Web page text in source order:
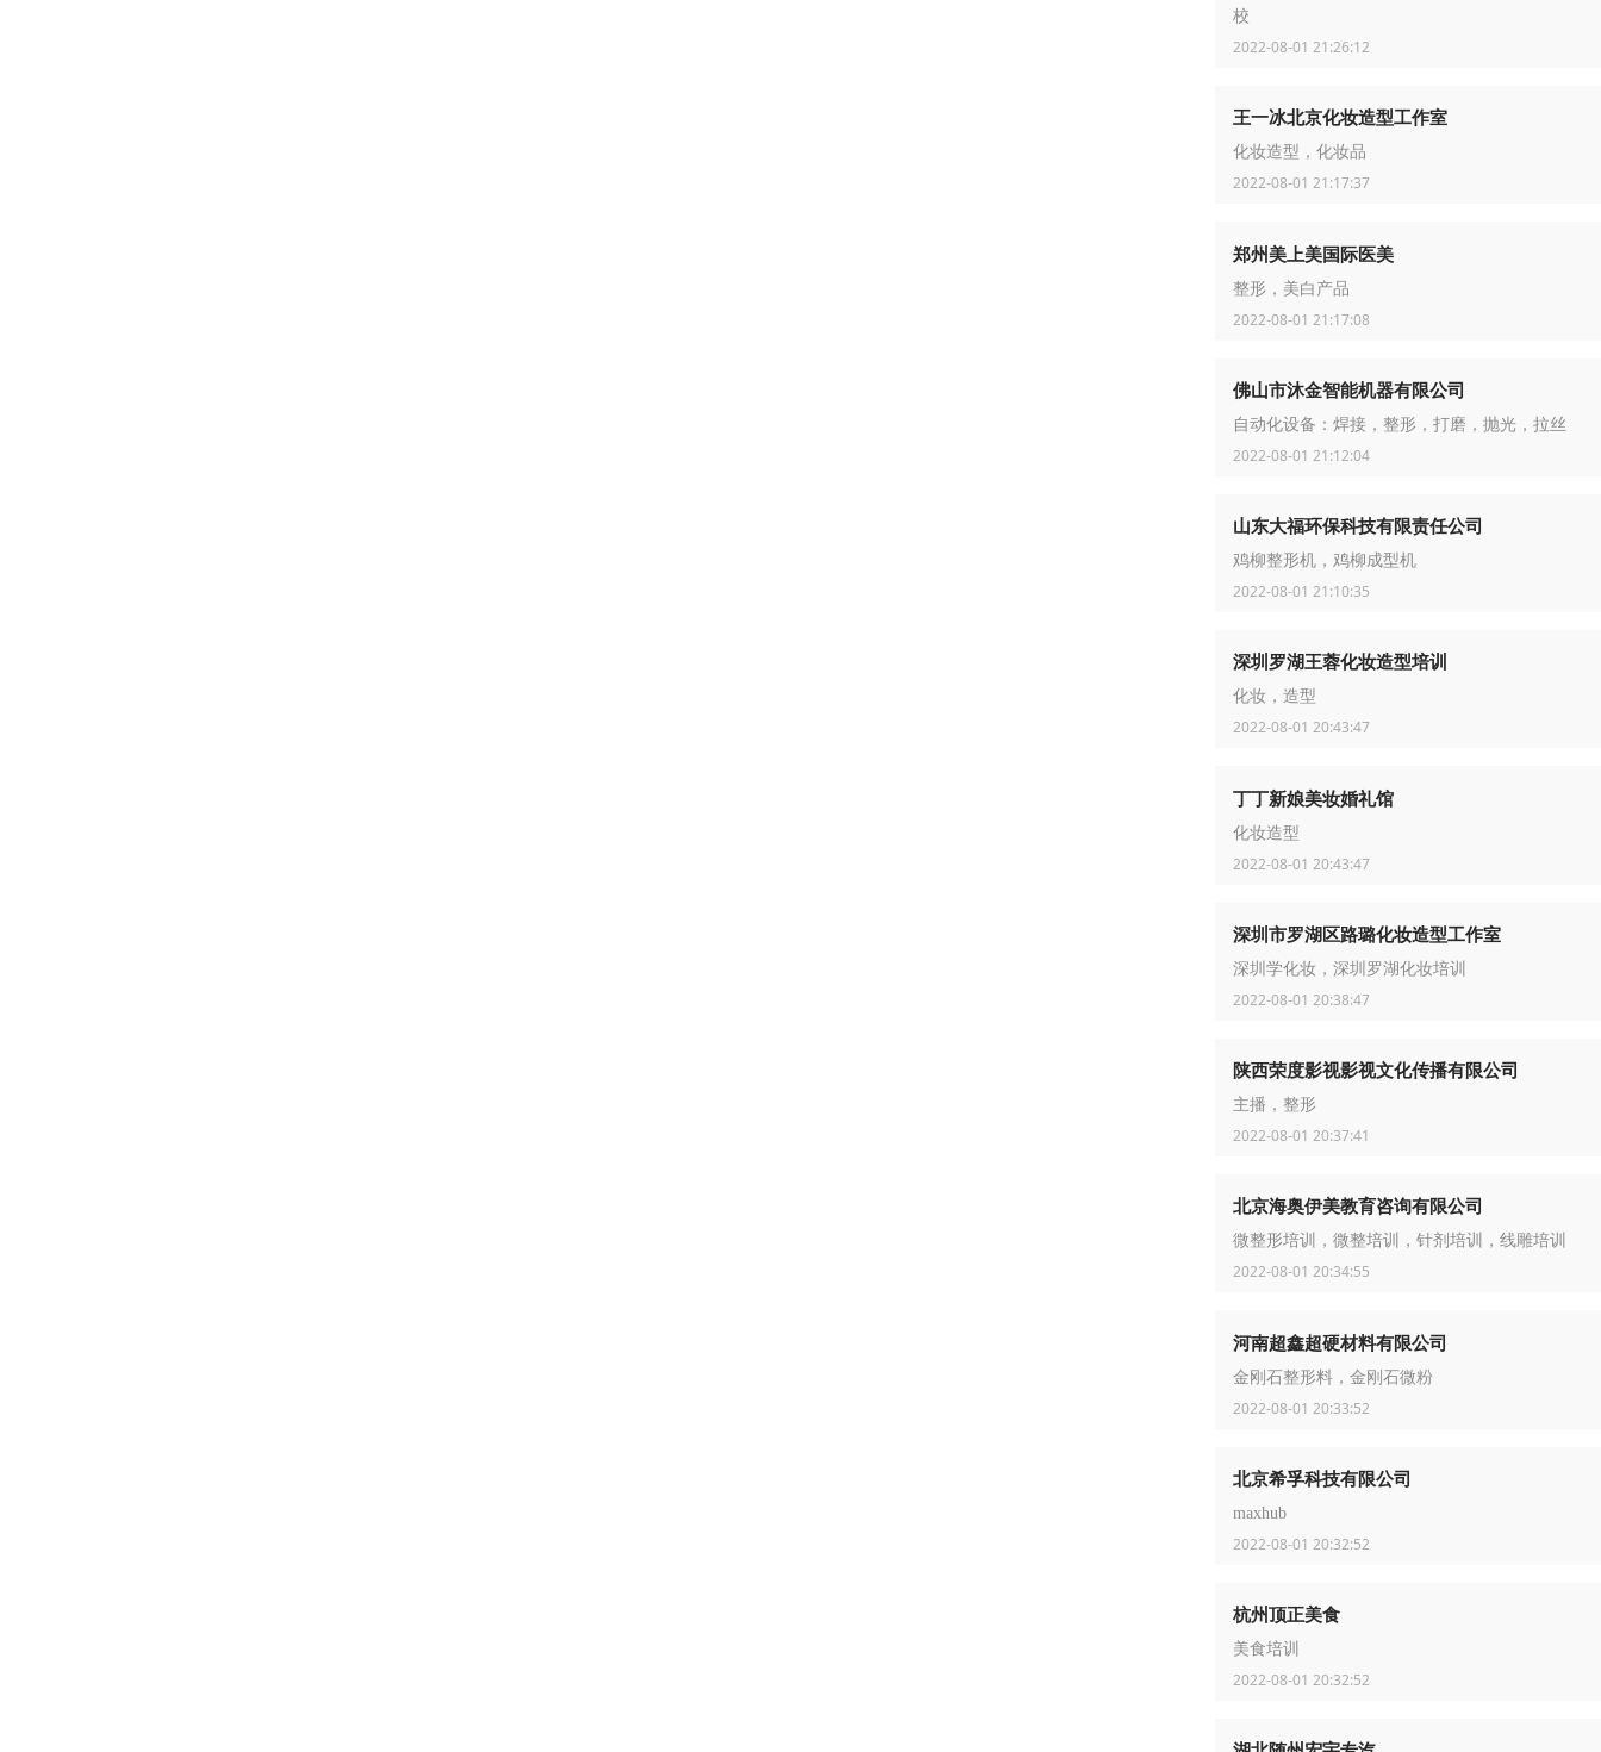
校
2022-08-01 21:26:12
王一冰北京化妆造型工作室
化妆造型，化妆品
2022-08-01 21:17:37
郑州美上美国际医美
整形，美白产品
2022-08-01 21:17:08
佛山市沐金智能机器有限公司
自动化设备：焊接，整形，打磨，抛光，拉丝
2022-08-01 21:12:04
山东大福环保科技有限责任公司
鸡柳整形机，鸡柳成型机
2022-08-01 21:10:35
深圳罗湖王蓉化妆造型培训
化妆，造型
2022-08-01 20:43:47
丁丁新娘美妆婚礼馆
化妆造型
2022-08-01 20:43:47
深圳市罗湖区路璐化妆造型工作室
深圳学化妆，深圳罗湖化妆培训
2022-08-01 20:38:47
陕西荣度影视影视文化传播有限公司
主播，整形
2022-08-01 20:37:41
北京海奥伊美教育咨询有限公司
微整形培训，微整培训，针剂培训，线雕培训
2022-08-01 20:34:55
河南超鑫超硬材料有限公司
金刚石整形料，金刚石微粉
2022-08-01 20:33:52
北京希孚科技有限公司
maxhub
2022-08-01 20:32:52
杭州顶正美食
美食培训
2022-08-01 20:32:52